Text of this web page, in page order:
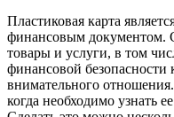
Пластиковая карта
финансовым документом.
товары и услуги, в том
финансовой безопасности
внимательного
когда необходимо узнать